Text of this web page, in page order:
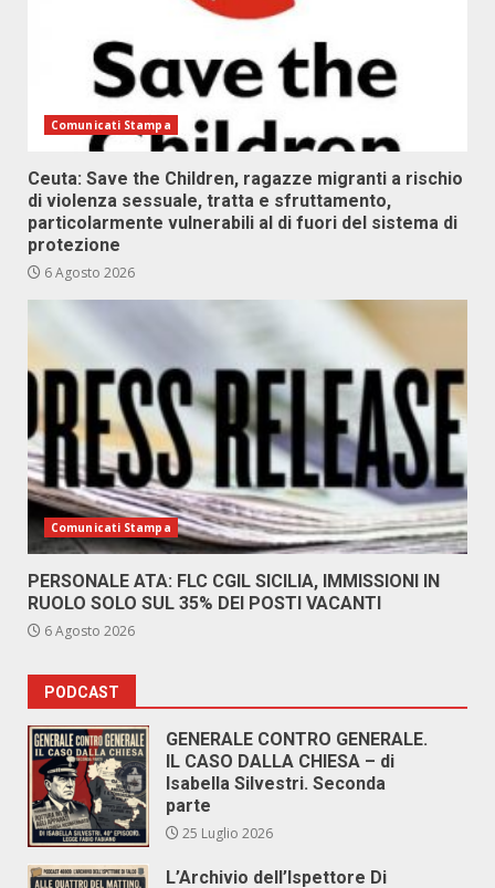
Comunicati Stampa
Ceuta: Save the Children, ragazze migranti a rischio
di violenza sessuale, tratta e sfruttamento,
particolarmente vulnerabili al di fuori del sistema di
protezione
6 Agosto 2026
Comunicati Stampa
PERSONALE ATA: FLC CGIL SICILIA, IMMISSIONI IN
RUOLO SOLO SUL 35% DEI POSTI VACANTI
6 Agosto 2026
PODCAST
GENERALE CONTRO GENERALE.
IL CASO DALLA CHIESA – di
Isabella Silvestri. Seconda
parte
25 Luglio 2026
L’Archivio dell’Ispettore Di